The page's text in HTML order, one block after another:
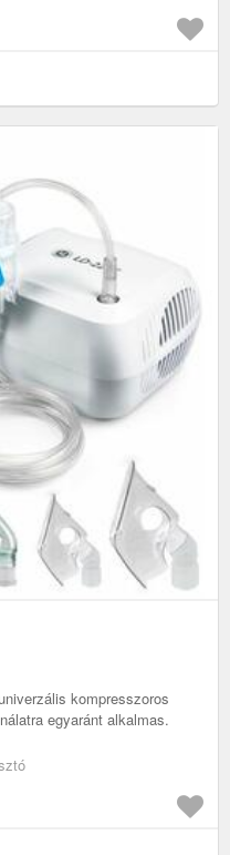
kompresszoros
egyaránt alkalmas.